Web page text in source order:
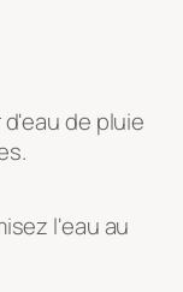
de pluie
l'eau au